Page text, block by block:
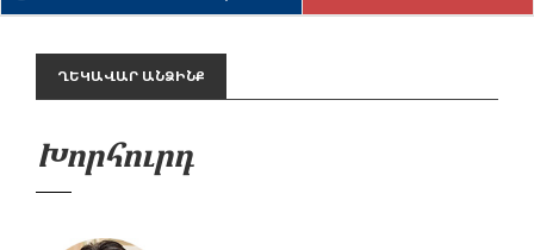
ՂԵԿԱՎԱՐ ԱՆՁԻՆՔ
Խորհուրդ